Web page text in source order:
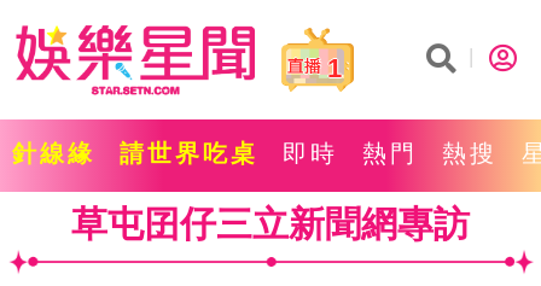
1
針線緣 請世界吃桌 即時 熱門 熱搜
草屯囝仔三立新聞網專訪